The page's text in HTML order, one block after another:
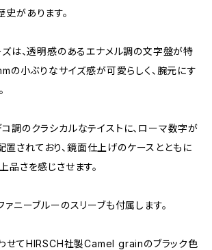
があります。
ズは、透明感のあるエナメル調の文字盤が特
の小ぶりなサイズ感が可愛らしく、腕元にす
調のクラシカルなテイストに、ローマ数字が
されており、鏡面仕上げのケースとともに
品さを感じさせます。
ニーブルーのスリーブも付属します。
せてHIRSCH社製Camel grainのブラック色